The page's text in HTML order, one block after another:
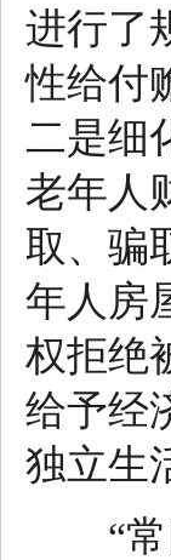
进行了
性给付
二是细
老年人
取、骗
年人房
权拒绝
给予经
独立生
“常回